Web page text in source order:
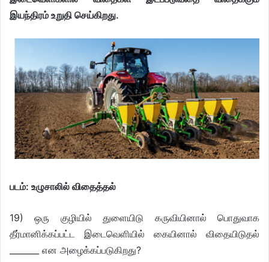
இயந்திரம் உறுதி செய்கிறது.
படம்: உழுசாலில் விதைத்தல்
19) ஒரு குழியில் துளையிடு கருவியினால் பொதுவாக
தீர்மானிக்கப்பட்ட இடைவெளியில் கையினால் விதையிடுதல்
_______ என அழைக்கப்படுகிறது?